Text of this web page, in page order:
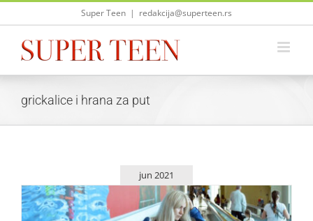
Skip
Super Teen | redakcija@superteen.rs
grickalice i hrana za put
jun 2021